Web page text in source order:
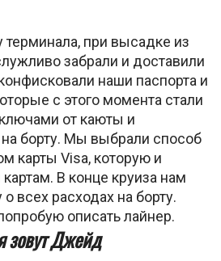
терминала, при высадке из
забрали и доставили
наши паспорта и
с этого момента стали
от каюты и
борту. Мы выбрали способ
карты Visa, которую и
В конце круиза нам
всех расходах на борту.
описать лайнер.
зовут Джейд